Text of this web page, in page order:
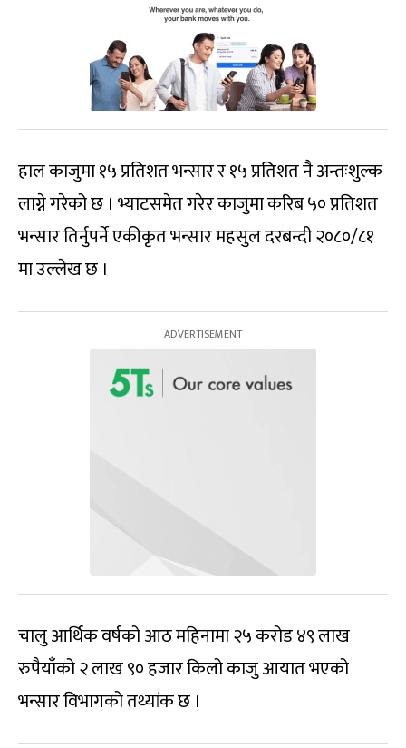
हाल काजुमा १५ प्रतिशत भन्सार र १५ प्रतिशत नै अन्तःशुल्क
लाग्ने गरेको छ । भ्याटसमेत गरेर काजुमा करिब ५० प्रतिशत
भन्सार तिर्नुपर्ने एकीकृत भन्सार महसुल दरबन्दी २०८०/८१
मा उल्लेख छ ।
चालु आर्थिक वर्षको आठ महिनामा २५ करोड ४९ लाख
रुपैयाँको २ लाख ९० हजार किलो काजु आयात भएको
भन्सार विभागको तथ्यांक छ ।